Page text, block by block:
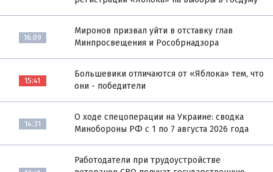
16:09
Миронов призвал уйти в отставку глав
Минпросвещения и Рособрнадзора
15:41
Большевики отличаются от «Яблока» тем, что
они - победители
14:31
О ходе спецоперации на Украине: сводка
Минобороны РФ с 1 по 7 августа 2026 года
Работодатели при трудоустройстве